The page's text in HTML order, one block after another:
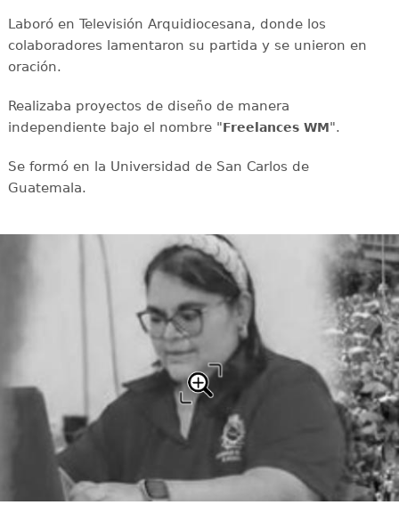
Laboró en Televisión Arquidiocesana, donde los
colaboradores lamentaron su partida y se unieron en
oración.
Realizaba proyectos de diseño de manera
independiente bajo el nombre "Freelances WM".
Se formó en la Universidad de San Carlos de
Guatemala.